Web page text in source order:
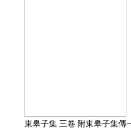
東皋子集 三卷 附東皋子集傳